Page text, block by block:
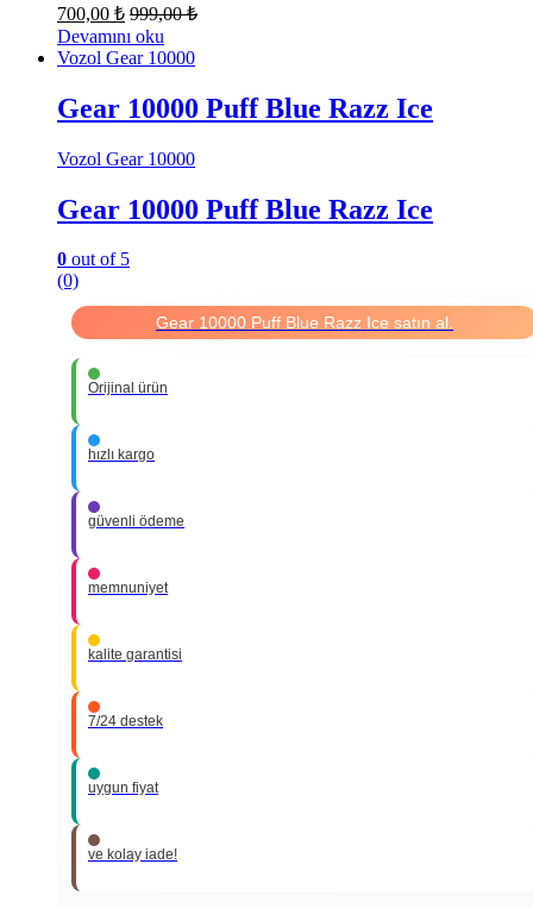
700,00 ₺ 999,00₺
Devamını oku
Vozol Gear 10000
Gear 10000 Puff Blue Razz Ice
Vozol Gear 10000
Gear 10000 Puff Blue Razz Ice
0 out of 5
(0)
Gear 10000 Puff Blue Razz Ice satın al.
Orijinal ürün
hızlı kargo
güvenli ödeme
memnuniyet
kalite garantisi
7/24 destek
uygun fiyat
ve kolay iade!